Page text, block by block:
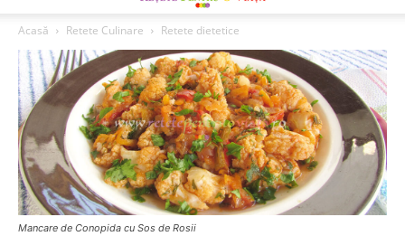
Acasă Retete Culinare Retete dietetice
Mancare de Conopida cu Sos de Rosii